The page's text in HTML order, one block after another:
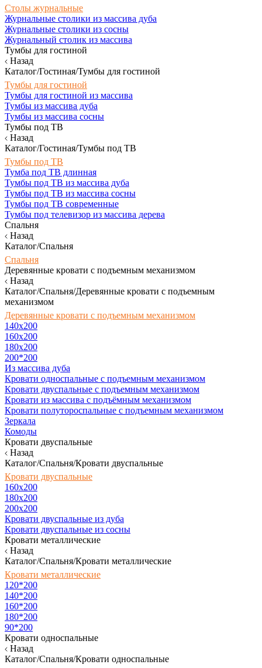
Столы журнальные
Журнальные столики из массива дуба
Журнальные столики из сосны
Журнальный столик из массива
Тумбы для гостиной
Назад
Каталог/Гостиная/Тумбы для гостиной
Тумбы для гостиной
Тумбы для гостиной из массива
Тумбы из массива дуба
Тумбы из массива сосны
Тумбы под ТВ
Назад
Каталог/Гостиная/Тумбы под ТВ
Тумбы под ТВ
Тумба под ТВ длинная
Тумбы под ТВ из массива дуба
Тумбы под ТВ из массива сосны
Тумбы под ТВ современные
Тумбы под телевизор из массива дерева
Спальня
Назад
Каталог/Спальня
Спальня
Деревянные кровати с подъемным механизмом
Назад
Каталог/Спальня/Деревянные кровати с подъемным
механизмом
Деревянные кровати с подъемным механизмом
140x200
160х200
180х200
200*200
Из массива дуба
Кровати односпальные с подъемным механизмом
Кровати двуспальные с подъемным механизмом
Кровати из массива с подъёмным механизмом
Кровати полутороспальные с подъемным механизмом
Зеркала
Комоды
Кровати двуспальные
Назад
Каталог/Спальня/Кровати двуспальные
Кровати двуспальные
160х200
180x200
200x200
Кровати двуспальные из дуба
Кровати двуспальные из сосны
Кровати металлические
Назад
Каталог/Спальня/Кровати металлические
Кровати металлические
120*200
140*200
160*200
180*200
90*200
Кровати односпальные
Назад
Каталог/Спальня/Кровати односпальные